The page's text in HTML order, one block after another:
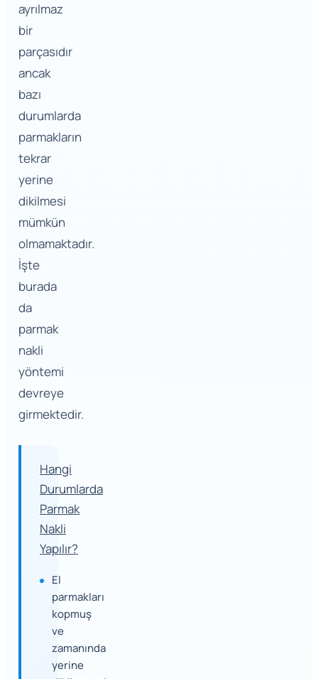
ayrılmaz
bir
parçasıdır
ancak
bazı
durumlarda
parmakların
tekrar
yerine
dikilmesi
mümkün
olmamaktadır.
İşte
burada
da
parmak
nakli
yöntemi
devreye
girmektedir.
Hangi
Durumlarda
Parmak
Nakli
Yapılır?
El
parmakları
kopmuş
ve
zamanında
yerine